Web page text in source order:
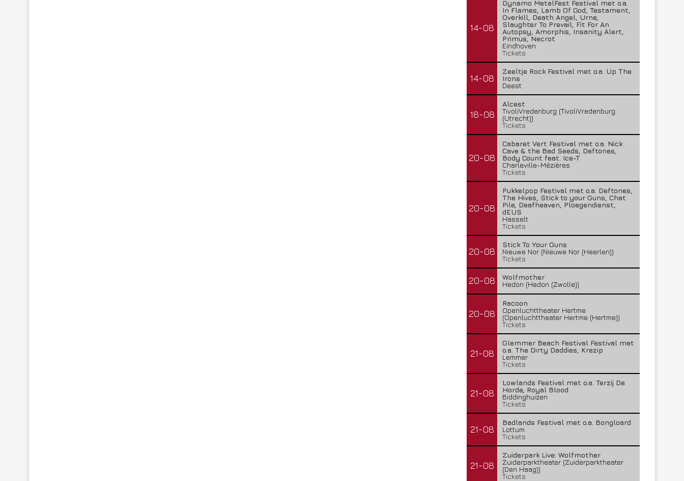
14-08
Dynamo MetalFest Festival met o.a.
In Flames, Lamb Of God, Testament,
Overkill, Death Angel, Urne,
Slaughter To Prevail, Fit For An
Autopsy, Amorphis, Insanity Alert,
Primus, Necrot
Eindhoven
Tickets
14-08
Zeeltje Rock Festival met o.a. Up The
Irons
Deest
18-08
Alcest
TivoliVredenburg (TivoliVredenburg
(Utrecht))
Tickets
20-08
Cabaret Vert Festival met o.a. Nick
Cave & the Bad Seeds, Deftones,
Body Count feat. Ice-T
Charleville-Mézières
Tickets
20-08
Pukkelpop Festival met o.a. Deftones,
The Hives, Stick to your Guns, Chat
Pile, Deafheaven, Ploegendienst,
dEUS
Hasselt
Tickets
20-08
Stick To Your Guns
Nieuwe Nor (Nieuwe Nor (Heerlen))
Tickets
20-08
Wolfmother
Hedon (Hedon (Zwolle))
20-08
Racoon
Openluchttheater Hertme
(Openluchttheater Hertme (Hertme))
Tickets
21-08
Glemmer Beach Festival Festival met
o.a. The Dirty Daddies, Krezip
Lemmer
Tickets
21-08
Lowlands Festival met o.a. Terzij De
Horde, Royal Blood
Biddinghuizen
Tickets
21-08
Badlands Festival met o.a. Bongloard
Lottum
Tickets
21-08
Zuiderpark Live: Wolfmother
Zuiderparktheater (Zuiderparktheater
(Den Haag))
Tickets